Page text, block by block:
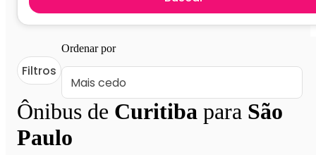
Ônibus de Curitiba para São
Paulo
Filtros
Ordenar por